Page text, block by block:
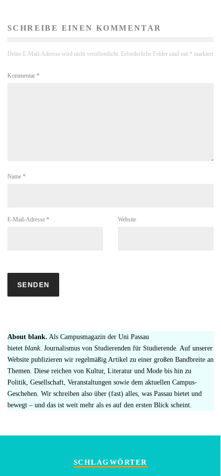
SCHREIBE EINEN KOMMENTAR
Deine E-Mail-Adresse wird nicht veröffentlicht. Erforderliche Felder sind mit * markiert
Kommentar *
Name *
E-Mail-Adresse * Website
About blank. Als Campusmagazin der Uni Passau
bietet blank. Journalismus von Studierenden für Studierende. Auf unserer
Website publizieren wir regelmäßig Artikel zu einer großen Bandbreite an
Themen. Diese reichen von Kultur, Literatur und Mode bis hin zu
Politik, Gesellschaft, Veranstaltungen sowie dem aktuellen Campus-
Geschehen. Wir schreiben also über (fast) alles, was Passau bietet und
bewegt – und das ist weit mehr als es auf den ersten Blick scheint.
SCHLAGWÖRTER